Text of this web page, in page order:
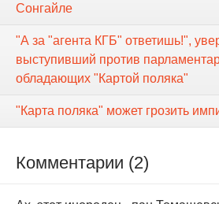
Сонгайле
"А за "агента КГБ" ответишь!",
выступивший против
обладающих "Картой поляка"
"Карта поляка" может грозить
Комментарии (2)